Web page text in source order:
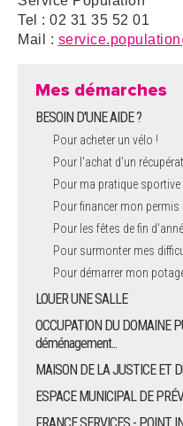
Tel : 02 31 35 52 01
Mail :
Mes démarches
BESOIN D'UNE AIDE ?
Pour acheter un vélo !
Pour l'achat d’un
Pour ma pratique
Pour financer mon permis
Pour les fêtes de fin
Pour surmonter mes
Pour démarrer mon
LOUER UNE SALLE
OCCUPATION DU DOMAINE
déménagement...
MAISON DE LA JUSTICE ET
ESPACE MUNICIPAL DE